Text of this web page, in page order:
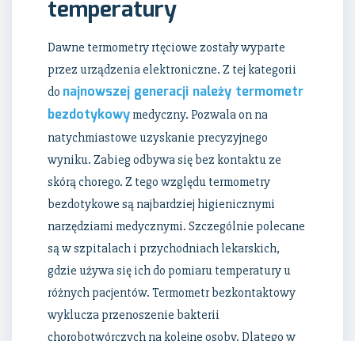
temperatury
Dawne termometry rtęciowe zostały wyparte
przez urządzenia elektroniczne. Z tej kategorii
do najnowszej generacji należy termometr
bezdotykowy medyczny. Pozwala on na
natychmiastowe uzyskanie precyzyjnego
wyniku. Zabieg odbywa się bez kontaktu ze
skórą chorego. Z tego względu termometry
bezdotykowe są najbardziej higienicznymi
narzędziami medycznymi. Szczególnie polecane
są w szpitalach i przychodniach lekarskich,
gdzie używa się ich do pomiaru temperatury u
różnych pacjentów. Termometr bezkontaktowy
wyklucza przenoszenie bakterii
chorobotwórczych na kolejne osoby. Dlatego w